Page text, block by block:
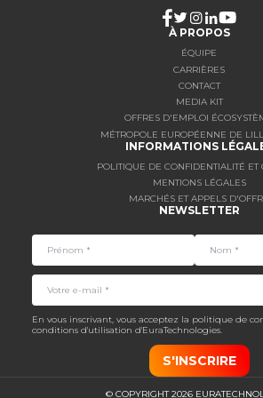
À PROPOS
ÉQUIPE
CARRIÈRES
CONTACT
MEDIA KIT
OFFRES D'EMPLOI
MÉTROPOLE EUROPÉENNE DE
INFORMATIONS
POLITIQUE DE CONFIDENTIALITÉ ET
MENTIONS LÉGALES
MARCHÉS ET APPELS
NEWSLETTER
En vous inscrivant, vous acceptez la politique de
conditions d'utilisation d'EuraTechnologies.
S'INSCRIRE
© COPYRIGHT 2026